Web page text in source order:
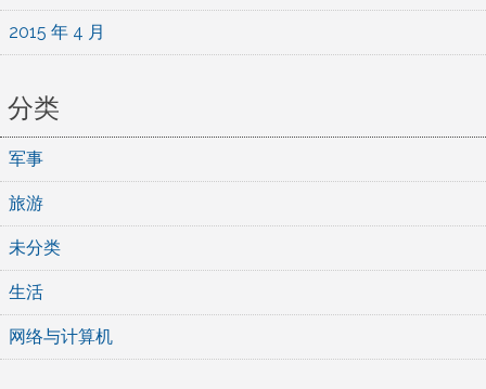
2015 年 4 月
分类
军事
旅游
未分类
生活
网络与计算机